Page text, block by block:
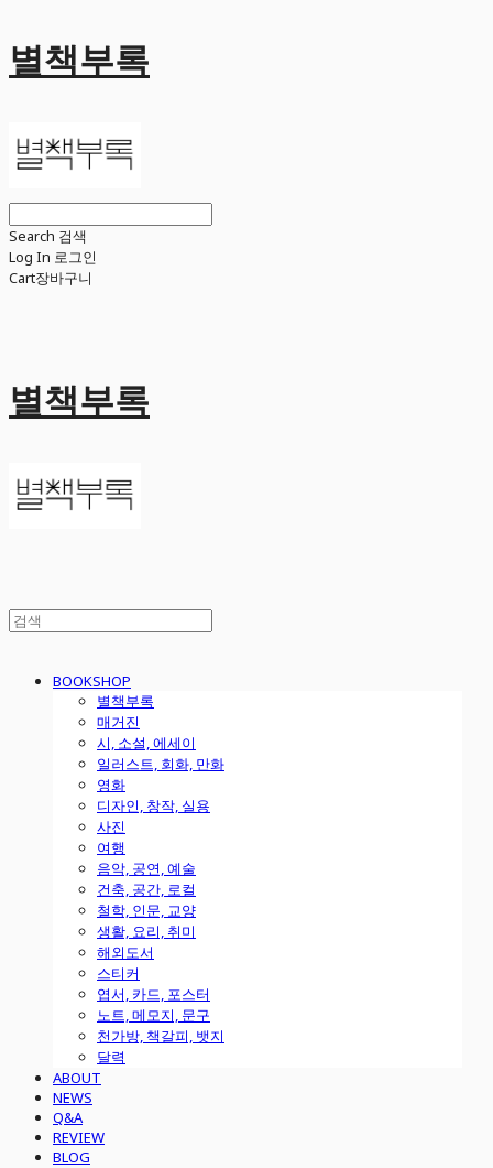
별책부록
Search 검색
Log In 로그인
Cart장바구니
별책부록
BOOKSHOP
별책부록
매거진
시, 소설, 에세이
일러스트, 회화, 만화
영화
디자인, 창작, 실용
사진
여행
음악, 공연, 예술
건축, 공간, 로컬
철학, 인문, 교양
생활, 요리, 취미
해외도서
스티커
엽서, 카드, 포스터
노트, 메모지, 문구
천가방, 책갈피, 뱃지
달력
ABOUT
NEWS
Q&A
REVIEW
BLOG